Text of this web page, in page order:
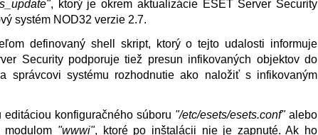
, ktorý je okrem aktualizácie ESET Server Security
systém NOD32 verzie 2.7.
definovaný shell skript, ktorý o tejto udalosti informuje
Security podporuje tiež presun infikovaných objektov do
správcovi systému rozhodnutie ako naložiť s infikovaným
konfiguračného súboru "/etc/esets/esets.conf"alebo
modulom "wwwi", ktoré po inštalácii nie je zapnuté. Ak ho